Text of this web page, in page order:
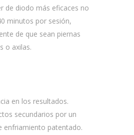
de diodo más eficaces no
minutos por sesión,
de que sean piernas
o axilas.​
en los resultados.
secundarios por un
enfriamiento patentado.